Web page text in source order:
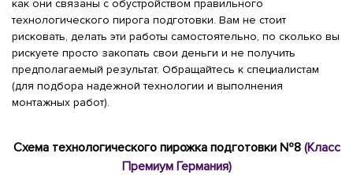
как они связаны с обустройством правильного
технологического пирога подготовки. Вам не стоит
рисковать, делать эти работы самостоятельно, по сколько вы
рискуете просто закопать свои деньги и не получить
предполагаемый результат. Обращайтесь к специалистам
(для подбора надежной технологии и выполнения
монтажных работ).
Схема технологического пирожка подготовки №8 (Класс
Премиум Германия)